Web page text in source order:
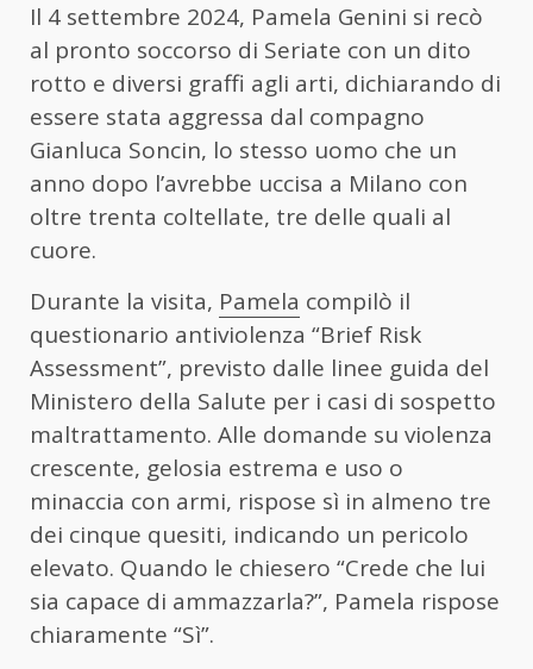
Il 4 settembre 2024, Pamela Genini si recò
al pronto soccorso di Seriate con un dito
rotto e diversi graffi agli arti, dichiarando di
essere stata aggressa dal compagno
Gianluca Soncin, lo stesso uomo che un
anno dopo l’avrebbe uccisa a Milano con
oltre trenta coltellate, tre delle quali al
cuore.
Durante la visita, Pamela compilò il
questionario antiviolenza “Brief Risk
Assessment”, previsto dalle linee guida del
Ministero della Salute per i casi di sospetto
maltrattamento. Alle domande su violenza
crescente, gelosia estrema e uso o
minaccia con armi, rispose sì in almeno tre
dei cinque quesiti, indicando un pericolo
elevato. Quando le chiesero “Crede che lui
sia capace di ammazzarla?”, Pamela rispose
chiaramente “Sì”.